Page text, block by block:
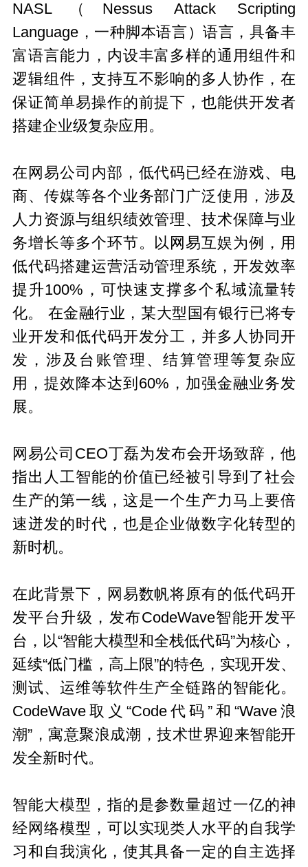
NASL（Nessus Attack Scripting
Language，一种脚本语言）语言，具备丰
富语言能力，内设丰富多样的通用组件和
逻辑组件，支持互不影响的多人协作，在
保证简单易操作的前提下，也能供开发者
搭建企业级复杂应用。
在网易公司内部，低代码已经在游戏、电
商、传媒等各个业务部门广泛使用，涉及
人力资源与组织绩效管理、技术保障与业
务增长等多个环节。以网易互娱为例，用
低代码搭建运营活动管理系统，开发效率
提升100%，可快速支撑多个私域流量转
化。 在金融行业，某大型国有银行已将专
业开发和低代码开发分工，并多人协同开
发，涉及台账管理、结算管理等复杂应
用，提效降本达到60%，加强金融业务发
展。
网易公司CEO丁磊为发布会开场致辞，他
指出人工智能的价值已经被引导到了社会
生产的第一线，这是一个生产力马上要倍
速迸发的时代，也是企业做数字化转型的
新时机。
在此背景下，网易数帆将原有的低代码开
发平台升级，发布CodeWave智能开发平
台，以“智能大模型和全栈低代码”为核心，
延续“低门槛，高上限”的特色，实现开发、
测试、运维等软件生产全链路的智能化。
CodeWave取义“Code代码”和“Wave浪
潮”，寓意聚浪成潮，技术世界迎来智能开
发全新时代。
智能大模型，指的是参数量超过一亿的神
经网络模型，可以实现类人水平的自我学
习和自我演化，使其具备一定的自主选择